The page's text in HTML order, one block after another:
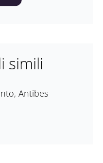
simili
Antibes